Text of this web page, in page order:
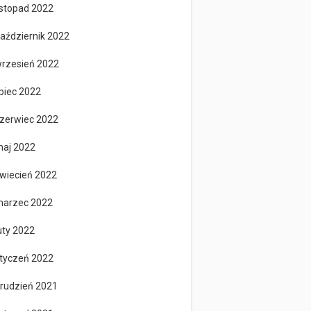
2022
2022
2022
2022
2022
2022
2022
2022
2022
2022
2021